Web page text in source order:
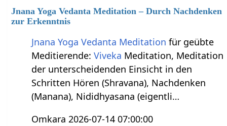
Jnana Yoga Vedanta Meditation – Durch Nachdenken
zur Erkenntnis
Jnana Yoga Vedanta Meditation für geübte
Meditierende:Viveka Meditation, Meditation
der unterscheidenden Einsicht in den
Schritten Hören (Shravana), Nachdenken
(Manana), Nididhyasana (eigentli…
Omkara 2026-07-14 07:00:00